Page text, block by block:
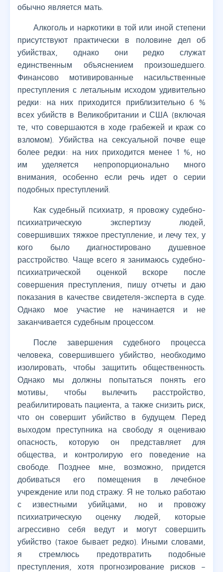
обычно является мать.
Алкоголь и наркотики в той или иной степени
присутствуют практически в половине дел об
убийствах, однако они редко служат
единственным объяснением произошедшего.
Финансово мотивированные насильственные
преступления с летальным исходом удивительно
редки: на них приходится приблизительно 6 %
всех убийств в Великобритании и США (включая
те, что совершаются в ходе грабежей и краж со
взломом). Убийства на сексуальной почве еще
более редки: на них приходится менее 1 %, но
им уделяется непропорционально много
внимания, особенно если речь идет о серии
подобных преступлений.
Как судебный психиатр, я провожу судебно-
психиатрическую экспертизу людей,
совершивших тяжкое преступление, и лечу тех, у
кого было диагностировано душевное
расстройство. Чаще всего я занимаюсь судебно-
психиатрической оценкой вскоре после
совершения преступления, пишу отчеты и даю
показания в качестве свидетеля-эксперта в суде.
Однако мое участие не начинается и не
заканчивается судебным процессом.
После завершения судебного процесса
человека, совершившего убийство, необходимо
изолировать, чтобы защитить общественность.
Однако мы должны попытаться понять его
мотивы, чтобы вылечить расстройство,
реабилитировать пациента, а также снизить риск,
что он совершит убийство в будущем. Перед
выходом преступника на свободу я оцениваю
опасность, которую он представляет для
общества, и контролирую его поведение на
свободе. Позднее мне, возможно, придется
добиваться его помещения в лечебное
учреждение или под стражу. Я не только работаю
с известными убийцами, но и провожу
психиатрическую оценку людей, которые
агрессивно себя ведут и могут совершить
убийство (такое бывает редко). Иными словами,
я стремлюсь предотвратить подобные
преступления, хотя прогнозирование рисков –